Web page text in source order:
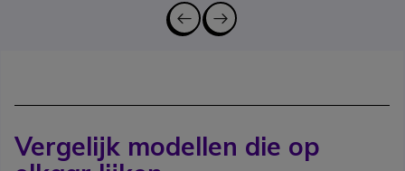
Vergelijk modellen die op